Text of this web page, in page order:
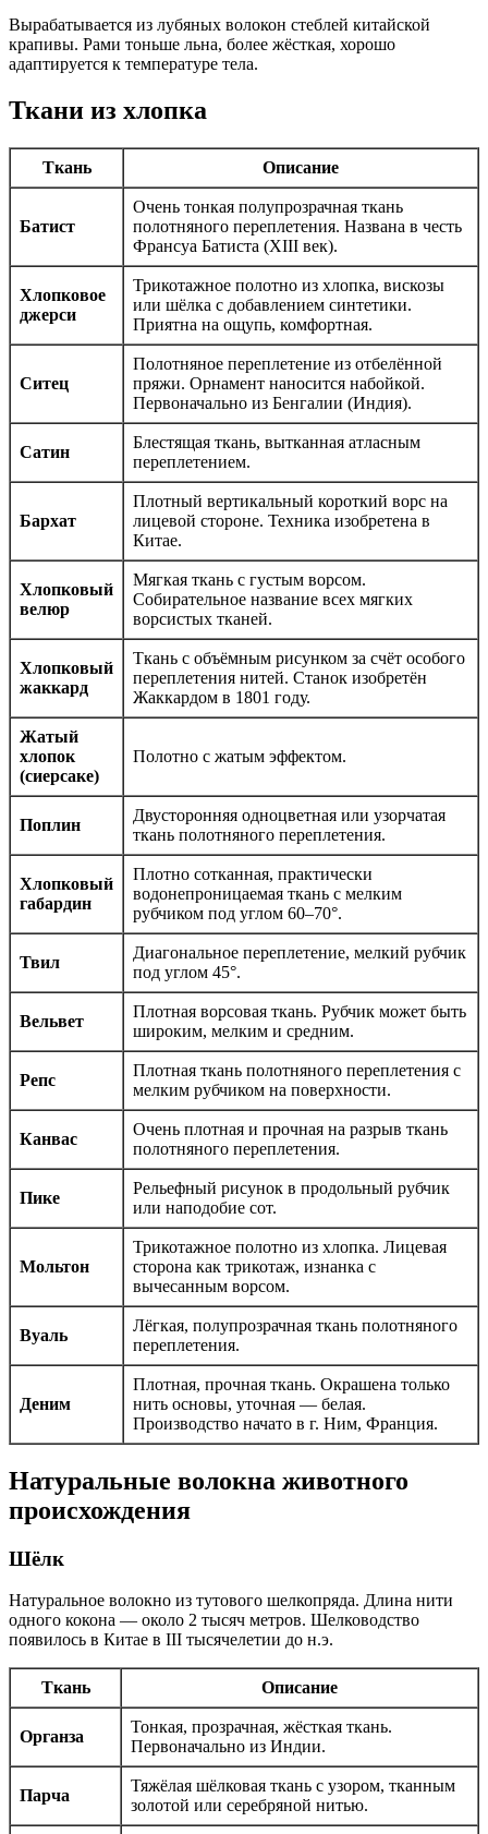
Вырабатывается из лубяных волокон стеблей китайской
крапивы. Рами тоньше льна, более жёсткая, хорошо
адаптируется к температуре тела.
Ткани из хлопка
Ткань Описание
Батист
Очень тонкая полупрозрачная ткань
полотняного переплетения. Названа в честь
Франсуа Батиста (XIII век).
Хлопковое
джерси
Трикотажное полотно из хлопка, вискозы
или шёлка с добавлением синтетики.
Приятна на ощупь, комфортная.
Ситец
Полотняное переплетение из отбелённой
пряжи. Орнамент наносится набойкой.
Первоначально из Бенгалии (Индия).
Сатин
Блестящая ткань, вытканная атласным
переплетением.
Бархат
Плотный вертикальный короткий ворс на
лицевой стороне. Техника изобретена в
Китае.
Хлопковый
велюр
Мягкая ткань с густым ворсом.
Собирательное название всех мягких
ворсистых тканей.
Хлопковый
жаккард
Ткань с объёмным рисунком за счёт особого
переплетения нитей. Станок изобретён
Жаккардом в 1801 году.
Жатый
хлопок
(сиерсаке)
Полотно с жатым эффектом.
Поплин
Двусторонняя одноцветная или узорчатая
ткань полотняного переплетения.
Хлопковый
габардин
Плотно сотканная, практически
водонепроницаемая ткань с мелким
рубчиком под углом 60–70°.
Твил
Диагональное переплетение, мелкий рубчик
под углом 45°.
Вельвет
Плотная ворсовая ткань. Рубчик может быть
широким, мелким и средним.
Репс
Плотная ткань полотняного переплетения с
мелким рубчиком на поверхности.
Канвас
Очень плотная и прочная на разрыв ткань
полотняного переплетения.
Пике
Рельефный рисунок в продольный рубчик
или наподобие сот.
Мольтон
Трикотажное полотно из хлопка. Лицевая
сторона как трикотаж, изнанка с
вычесанным ворсом.
Вуаль
Лёгкая, полупрозрачная ткань полотняного
переплетения.
Деним
Плотная, прочная ткань. Окрашена только
нить основы, уточная — белая.
Производство начато в г. Ним, Франция.
Натуральные волокна животного
происхождения
Шёлк
Натуральное волокно из тутового шелкопряда. Длина нити
одного кокона — около 2 тысяч метров. Шелководство
появилось в Китае в III тысячелетии до н.э.
Ткань Описание
Органза
Тонкая, прозрачная, жёсткая ткань.
Первоначально из Индии.
Парча
Тяжёлая шёлковая ткань с узором, тканным
золотой или серебряной нитью.